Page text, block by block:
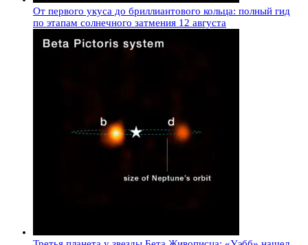
От первого укуса до бриллиантового кольца: полный гид
по этапам солнечного затмения 12 августа